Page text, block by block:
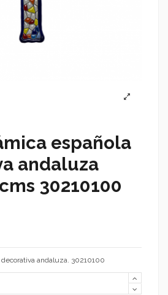
española
andaluza
30210100
andaluza. 30210100